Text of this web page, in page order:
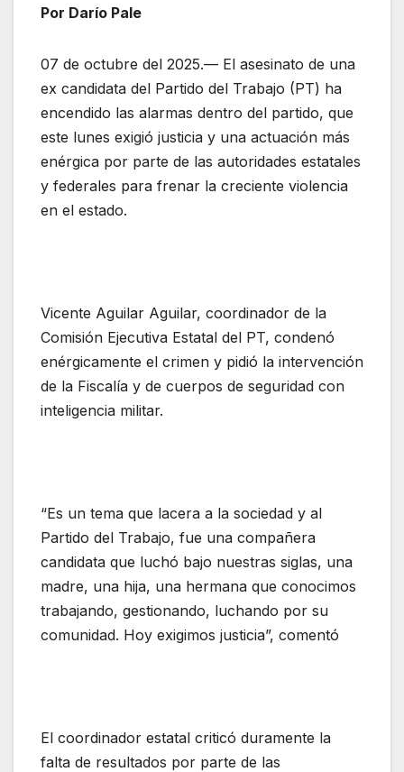
Por Darío Pale
07 de octubre del 2025.— El asesinato de una
ex candidata del Partido del Trabajo (PT) ha
encendido las alarmas dentro del partido, que
este lunes exigió justicia y una actuación más
enérgica por parte de las autoridades estatales
y federales para frenar la creciente violencia
en el estado.
Vicente Aguilar Aguilar, coordinador de la
Comisión Ejecutiva Estatal del PT, condenó
enérgicamente el crimen y pidió la intervención
de la Fiscalía y de cuerpos de seguridad con
inteligencia militar.
“Es un tema que lacera a la sociedad y al
Partido del Trabajo, fue una compañera
candidata que luchó bajo nuestras siglas, una
madre, una hija, una hermana que conocimos
trabajando, gestionando, luchando por su
comunidad. Hoy exigimos justicia”, comentó
El coordinador estatal criticó duramente la
falta de resultados por parte de las